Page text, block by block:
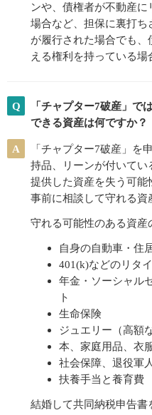
ンや、債権者が不動産
場合など、担保に裏打
が履行された場合でも、
える権利を持っている場
Q
「チャプター7破産」で
できる資産は何ですか？
A
「チャプター7破産」を
持品、リーンが付いてい
提供した資産を失う可能
事前に相談して守れる資
守れる可能性のある資産
自身の自動車・住
401(k)などのリタ
年金・ソーシャル
ト
生命保険
ジュエリー（高額
本、家庭用品、衣
社会保障、退役軍
扶養手当と養育費
結婚して共同納税申告